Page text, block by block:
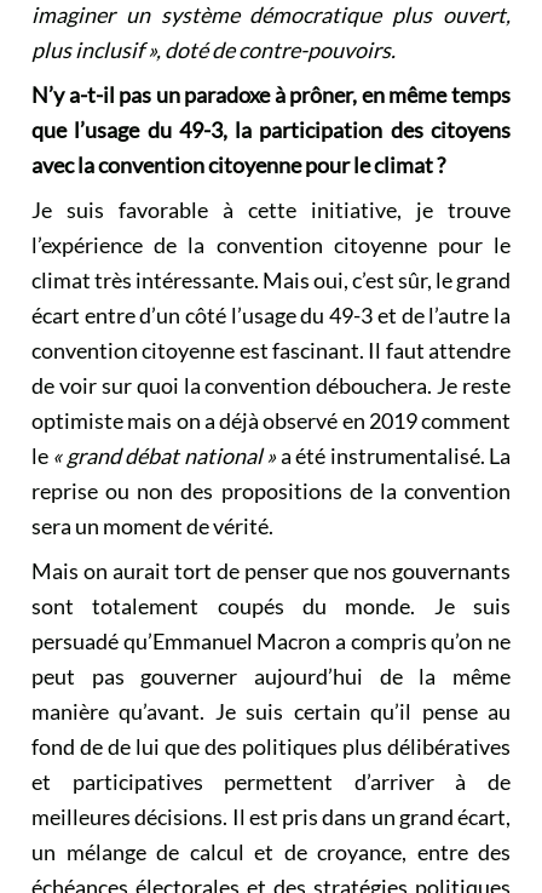
imaginer un système démocratique plus ouvert,
plus inclusif », doté de contre-pouvoirs.
N’y a-t-il pas un paradoxe à prôner, en même temps
que l’usage du 49-3, la participation des citoyens
avec la convention citoyenne pour le climat?
Je suis favorable à cette initiative, je trouve
l’expérience de la convention citoyenne pour le
climattrès intéressante. Mais oui, c’est sûr, le grand
écart entre d’un côté l’usage du 49-3 et de l’autre la
convention citoyenne est fascinant. Il faut attendre
de voir sur quoi la convention débouchera. Je reste
optimiste mais on a déjà observé en 2019 comment
le «grand débat national»a été instrumentalisé. La
reprise ou non des propositions de la convention
sera un moment de vérité.
Mais on aurait tort de penser que nos gouvernants
sont totalement coupés du monde. Je suis
persuadé qu’Emmanuel Macron a compris qu’on ne
peut pas gouverner aujourd’hui de la même
manière qu’avant. Je suis certain qu’il pense au
fond de de lui que des politiques plus délibératives
et participatives permettent d’arriver à de
meilleures décisions. Il est pris dans un grand écart,
un mélange de calcul et de croyance, entre des
échéances électorales et des stratégies politiques